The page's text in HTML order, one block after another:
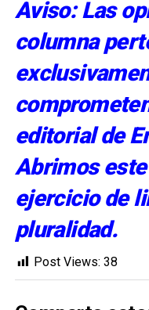
Aviso: Las
columna
editorial de
Abrimos
ejercicio de
pluralidad.
Post Views: 38